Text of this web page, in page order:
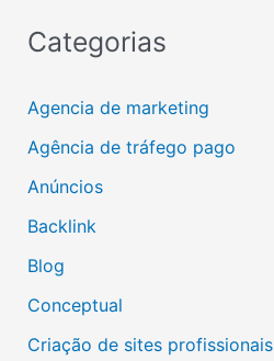
Categorias
Agencia de marketing
Agência de tráfego pago
Anúncios
Backlink
Blog
Conceptual
Criação de sites profissionais